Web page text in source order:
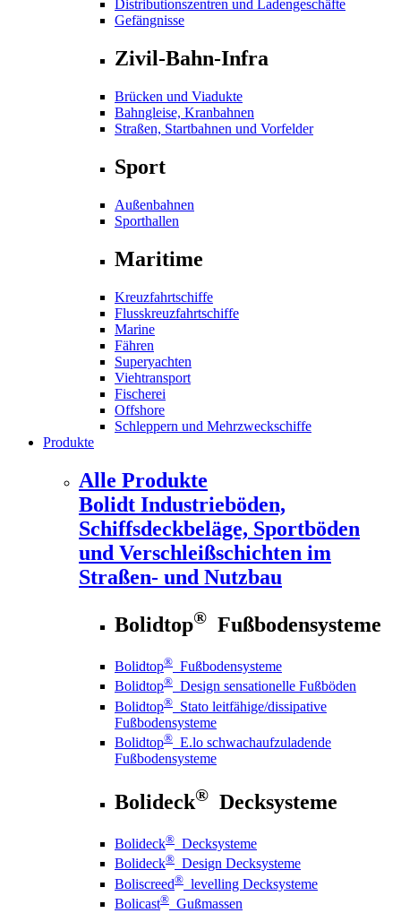
Distributionszentren und Ladengeschäfte
Gefängnisse
Zivil-Bahn-Infra
Brücken und Viadukte
Bahngleise, Kranbahnen
Straßen, Startbahnen und Vorfelder
Sport
Außenbahnen
Sporthallen
Maritime
Kreuzfahrtschiffe
Flusskreuzfahrtschiffe
Marine
Fähren
Superyachten
Viehtransport
Fischerei
Offshore
Schleppern und Mehrzweckschiffe
Produkte
Alle Produkte
Bolidt Industrieböden,
Schiffsdeckbeläge, Sportböden
und Verschleißschichten im
Straßen- und Nutzbau
Bolidtop® Fußbodensysteme
Bolidtop® Fußbodensysteme
Bolidtop® Design sensationelle Fußböden
Bolidtop® Stato leitfähige/dissipative
Fußbodensysteme
Bolidtop® E.lo schwachaufzuladende
Fußbodensysteme
Bolideck® Decksysteme
Bolideck® Decksysteme
Bolideck® Design Decksysteme
Boliscreed® levelling Decksysteme
Bolicast® Gußmassen